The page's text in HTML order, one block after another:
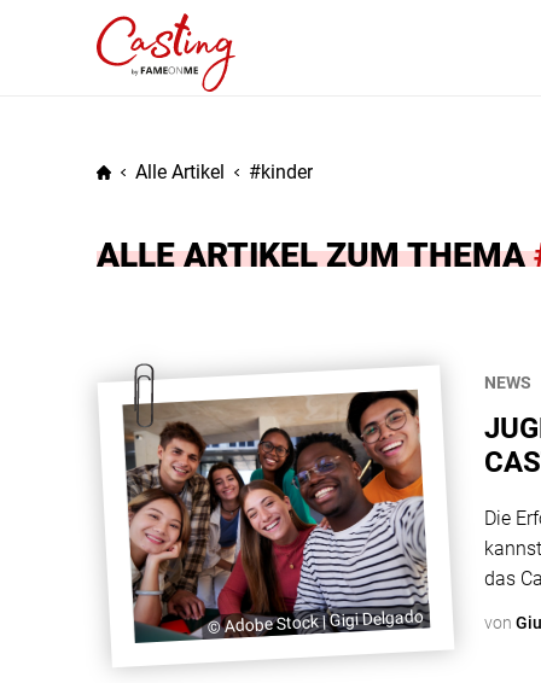
Alle Artikel kinder
ALLE ARTIKEL ZUM THEMA
© Adobe Stock | Gigi Delgado
NEWS
Die
das
von